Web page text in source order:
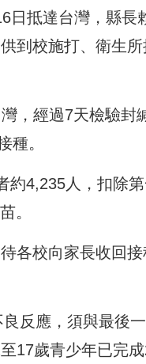
日抵達台灣，縣長
到校施打、衛生
，經過7天檢驗封
種。
約4,235人，扣除
。
各校向家長收回
反應，須與最後
17歲青少年已完